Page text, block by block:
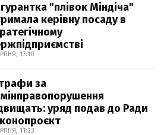
"плівок Міндіча"
керівну посаду в
17:10
за
уряд подав до Ради
11:23